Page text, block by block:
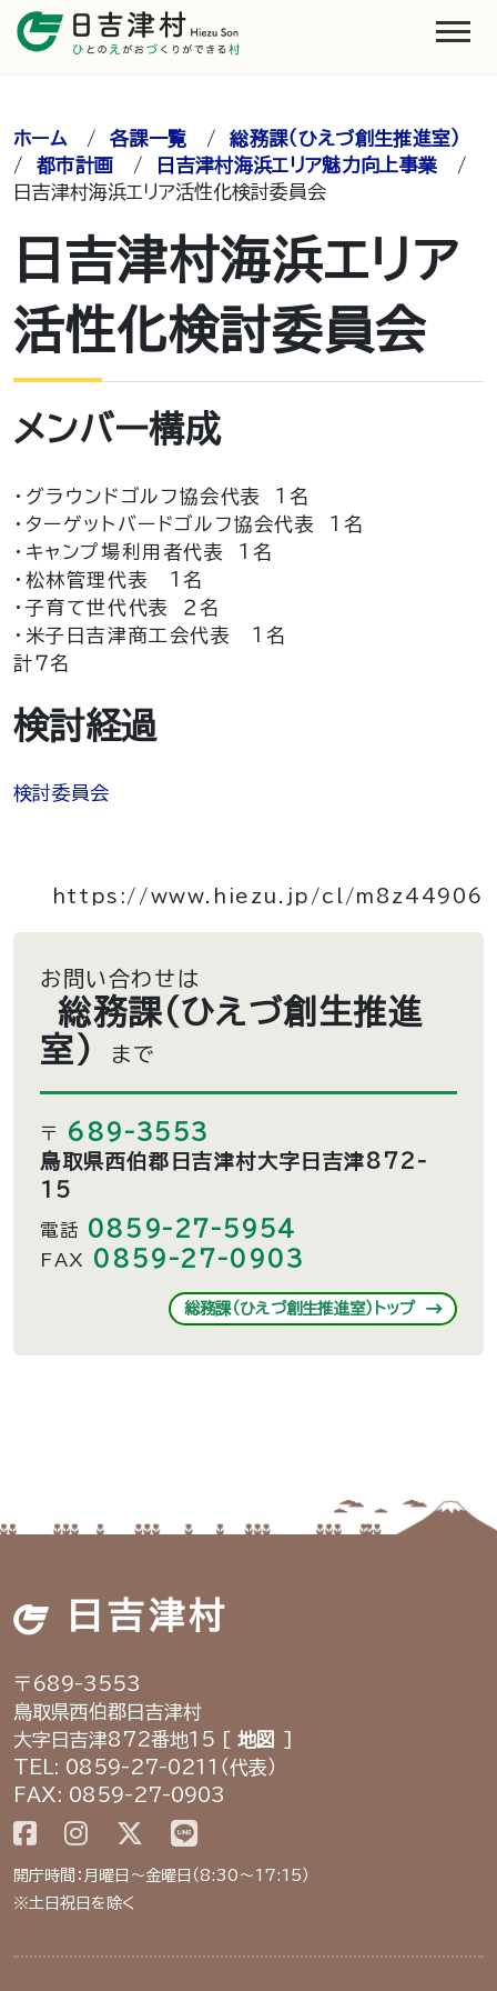
ホーム /各課一覧 /総務課（ひえづ創生推進室）
/ 都市計画 / 日吉津村海浜エリア魅力向上事業 /
日吉津村海浜エリア活性化検討委員会
日吉津村海浜エリア
活性化検討委員会
メンバー構成
・グラウンドゴルフ協会代表 １名
・ターゲットバードゴルフ協会代表 １名
・キャンプ場利用者代表 １名
・松林管理代表 １名
・子育て世代代表 ２名
・米子日吉津商工会代表 １名
計７名
検討経過
検討委員会
https://www.hiezu.jp/cl/m8z44906
お問い合わせは
総務課（ひえづ創生推進
室）
まで
〒 689-3553
鳥取県西伯郡日吉津村大字日吉津872-
15
電話 0859-27-5954
FAX 0859-27-0903
総務課（ひえづ創生推進室）トップ
日吉津村
〒689-3553
鳥取県西伯郡日吉津村
大字日吉津872番地15 [ 地図
]
TEL: 0859-27-0211（代表）
FAX: 0859-27-0903
開庁時間：月曜日～金曜日（8:30～17:15）
※土日祝日を除く